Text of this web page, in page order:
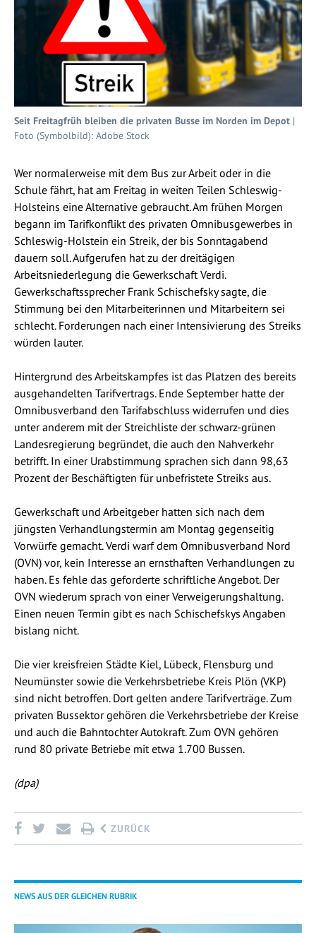
Seit Freitagfrüh bleiben die privaten Busse im Norden im Depot |
Foto (Symbolbild): Adobe Stock
Wer normalerweise mit dem Bus zur Arbeit oder in die
Schule fährt, hat am Freitag in weiten Teilen Schleswig-
Holsteins eine Alternative gebraucht. Am frühen Morgen
begann im Tarifkonflikt des privaten Omnibusgewerbes in
Schleswig-Holstein ein Streik, der bis Sonntagabend
dauern soll. Aufgerufen hat zu der dreitägigen
Arbeitsniederlegung die Gewerkschaft Verdi.
Gewerkschaftssprecher Frank Schischefsky sagte, die
Stimmung bei den Mitarbeiterinnen und Mitarbeitern sei
schlecht. Forderungen nach einer Intensivierung des Streiks
würden lauter.
Hintergrund des Arbeitskampfes ist das Platzen des bereits
ausgehandelten Tarifvertrags. Ende September hatte der
Omnibusverband den Tarifabschluss widerrufen und dies
unter anderem mit der Streichliste der schwarz-grünen
Landesregierung begründet, die auch den Nahverkehr
betrifft. In einer Urabstimmung sprachen sich dann 98,63
Prozent der Beschäftigten für unbefristete Streiks aus.
Gewerkschaft und Arbeitgeber hatten sich nach dem
jüngsten Verhandlungstermin am Montag gegenseitig
Vorwürfe gemacht. Verdi warf dem Omnibusverband Nord
(OVN) vor, kein Interesse an ernsthaften Verhandlungen zu
haben. Es fehle das geforderte schriftliche Angebot. Der
OVN wiederum sprach von einer Verweigerungshaltung.
Einen neuen Termin gibt es nach Schischefskys Angaben
bislang nicht.
Die vier kreisfreien Städte Kiel, Lübeck, Flensburg und
Neumünster sowie die Verkehrsbetriebe Kreis Plön (VKP)
sind nicht betroffen. Dort gelten andere Tarifverträge. Zum
privaten Bussektor gehören die Verkehrsbetriebe der Kreise
und auch die Bahntochter Autokraft. Zum OVN gehören
rund 80 private Betriebe mit etwa 1.700 Bussen.
(dpa)
ZURÜCK
NEWS AUS DER GLEICHEN RUBRIK